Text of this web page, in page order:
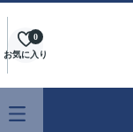
お気に入り
0